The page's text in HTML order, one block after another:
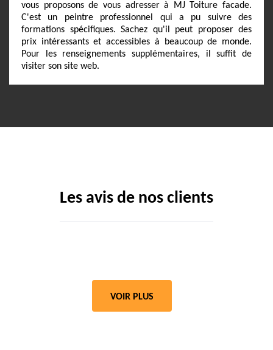
vous proposons de vous adresser à MJ Toiture facade.
C'est un peintre professionnel qui a pu suivre des
formations spécifiques. Sachez qu'il peut proposer des
prix intéressants et accessibles à beaucoup de monde.
Pour les renseignements supplémentaires, il suffit de
visiter son site web.
Les avis de nos clients
VOIR PLUS